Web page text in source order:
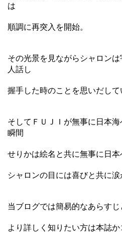
は
順調に再突入を開始。
その光景を見ながらシャロン
人話し
握手した時のことを思いだして
そしてＦＵＪＩが無事に日本
瞬間
せりかは絵名と共に無事に日
シャロンの目には喜びと共に涙
当ブログでは簡易的なあらす
より詳しく知りたい方は本誌か